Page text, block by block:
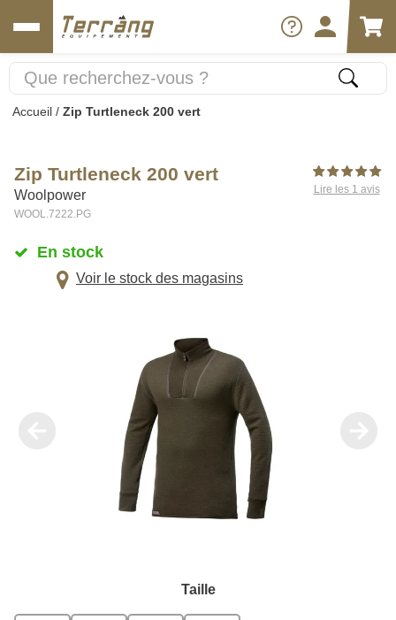
Accueil / Zip Turtleneck 200 vert
Zip Turtleneck 200 vert
Woolpower
WOOL.7222.PG
Lire les 1 avis
En stock
Voir le stock des magasins
Taille